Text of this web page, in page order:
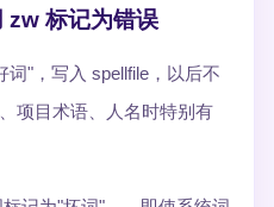
zw 标记为错误
词"，写入 spellfile，以后不
项目术语、人名时特别有